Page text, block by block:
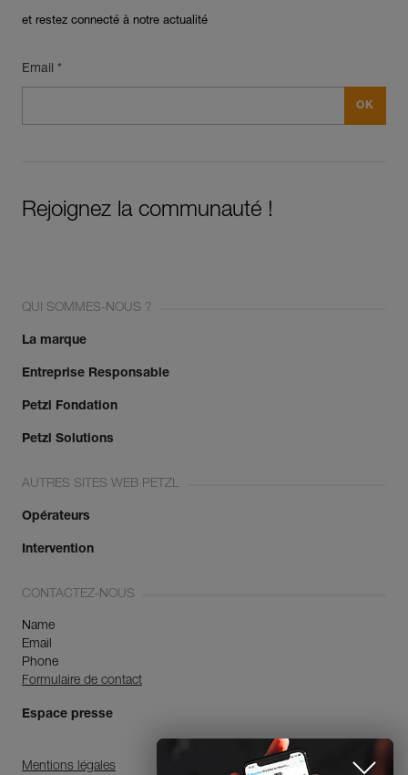
et restez connecté à notre actualité
Email *
Rejoignez la communauté !
QUI SOMMES-NOUS ?
La marque
Entreprise Responsable
Petzl Fondation
Petzl Solutions
AUTRES SITES WEB PETZL
Opérateurs
Intervention
CONTACTEZ-NOUS
Name
Email
Phone
Formulaire de contact
Espace presse
Mentions légales